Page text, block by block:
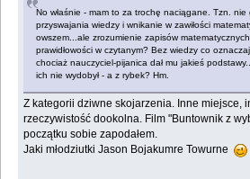
No właśnie - mam to za trochę naciągane. Tzn. nie
przyswajania wiedzy i wnikanie w zawiłości
owszem...ale zrozumienie zapisów
prawidłowości w czytanym? Bez wiedzy co
chociaż nauczyciel-pijanica dał mu jakieś
ich nie wydobył - a z rybek? Hm.
Z kategorii dziwne skojarzenia. Inne miejsce,
rzeczywistość dookolna. Film "Buntownik z
początku sobie zapodałem.
Jaki młodziutki Jason Bojakumre Towurne